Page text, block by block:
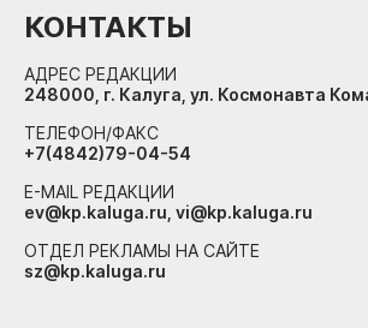
КОНТАКТЫ
АДРЕС РЕДАКЦИИ
248000, г. Калуга, ул. Космонавта
ТЕЛЕФОН/ФАКС
+7(4842)79-04-54
E-MAIL РЕДАКЦИИ
ev@kp.kaluga.ru, vi@kp.kaluga.ru
ОТДЕЛ РЕКЛАМЫ НА САЙТЕ
sz@kp.kaluga.ru